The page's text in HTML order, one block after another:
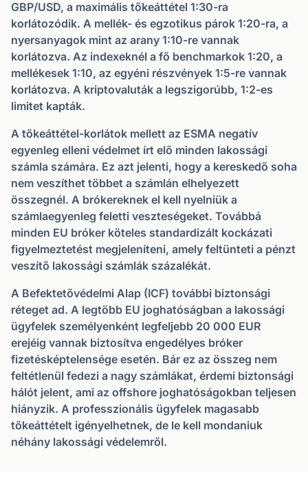
GBP/USD, a maximális tőkeáttétel 1:30-ra
korlátozódik. A mellék- és egzotikus párok 1:20-ra, a
nyersanyagok mint az arany 1:10-re vannak
korlátozva. Az indexeknél a fő benchmarkok 1:20, a
mellékesek 1:10, az egyéni részvények 1:5-re vannak
korlátozva. A kriptovaluták a legszigorúbb, 1:2-es
limitet kapták.
A tőkeáttétel-korlátok mellett az ESMA negatív
egyenleg elleni védelmet írt elő minden lakossági
számla számára. Ez azt jelenti, hogy a kereskedő soha
nem veszíthet többet a számlán elhelyezett
összegnél. A brókereknek el kell nyelniük a
számlaegyenleg feletti veszteségeket. Továbbá
minden EU bróker köteles standardizált kockázati
figyelmeztetést megjeleníteni, amely feltünteti a pénzt
veszítő lakossági számlák százalékát.
A Befektetővédelmi Alap (ICF) további biztonsági
réteget ad. A legtöbb EU joghatóságban a lakossági
ügyfelek személyenként legfeljebb 20 000 EUR
erejéig vannak biztosítva engedélyes bróker
fizetésképtelensége esetén. Bár ez az összeg nem
feltétlenül fedezi a nagy számlákat, érdemi biztonsági
hálót jelent, ami az offshore joghatóságokban teljesen
hiányzik. A professzionális ügyfelek magasabb
tőkeáttételt igényelhetnek, de le kell mondaniuk
néhány lakossági védelemről.